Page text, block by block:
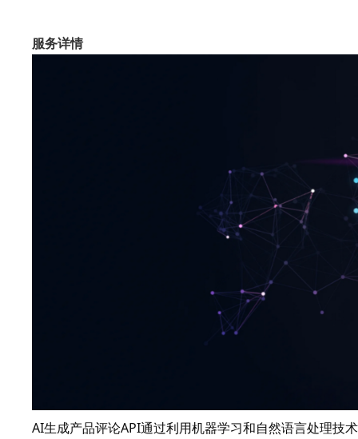
服务详情
AI生成产品评论API通过利用机器学习和自然语言处理技